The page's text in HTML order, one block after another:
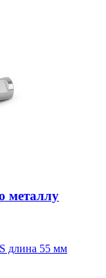
металлу
длина 55 мм